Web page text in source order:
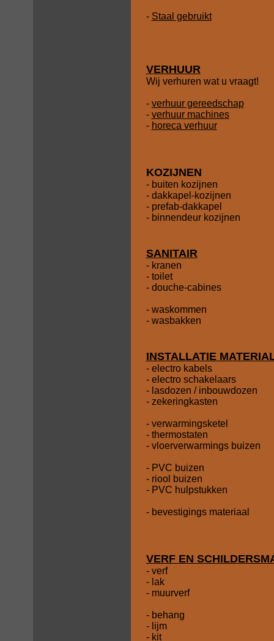
- Staal gebruikt
VERHUUR
Wij verhuren wat u vraagt!
- verhuur gereedschap
- verhuur machines
- horeca verhuur
KOZIJNEN
- buiten kozijnen
- dakkapel-kozijnen
- prefab-dakkapel
- binnendeur kozijnen
SANITAIR
- kranen
- toilet
- douche-cabines
- waskommen
- wasbakken
INSTALLATIE
- electro kabels
- electro schakelaars
- lasdozen / inbouwdozen
- zekeringkasten
- verwarmingsketel
- thermostaten
- vloerverwarmings buizen
- PVC buizen
- riool buizen
- PVC hulpstukken
- bevestigings materiaal
VERF EN
- verf
- lak
- muurverf
- behang
- lijm
- kit